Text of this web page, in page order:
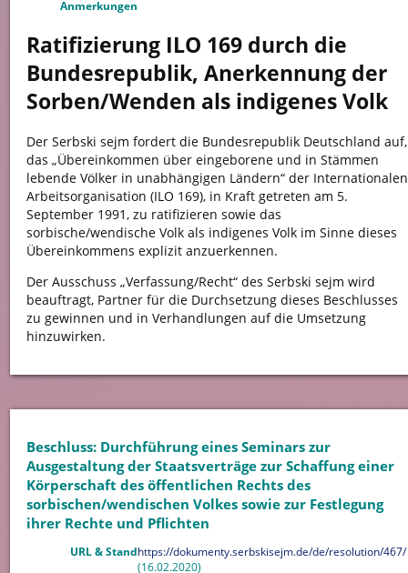
Anmerkungen
Ratifizierung ILO 169 durch die
Bundesrepublik, Anerkennung der
Sorben/Wenden als indigenes Volk
Der Serbski sejm fordert die Bundesrepublik Deutschland auf,
das „Übereinkommen über eingeborene und in Stämmen
lebende Völker in unabhängigen Ländern“ der Internationalen
Arbeitsorganisation (ILO 169), in Kraft getreten am 5.
September 1991, zu ratifizieren sowie das
sorbische/wendische Volk als indigenes Volk im Sinne dieses
Übereinkommens explizit anzuerkennen.
Der Ausschuss „Verfassung/Recht“ des Serbski sejm wird
beauftragt, Partner für die Durchsetzung dieses Beschlusses
zu gewinnen und in Verhandlungen auf die Umsetzung
hinzuwirken.
Beschluss: Durchführung eines Seminars zur
Ausgestaltung der Staatsverträge zur Schaffung einer
Körperschaft des öffentlichen Rechts des
sorbischen/wendischen Volkes sowie zur Festlegung
ihrer Rechte und Pflichten
URL & Standhttps://dokumenty.serbskisejm.de/de/resolution/467/
(16.02.2020)